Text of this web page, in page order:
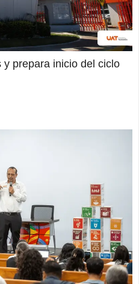
y prepara inicio del ciclo